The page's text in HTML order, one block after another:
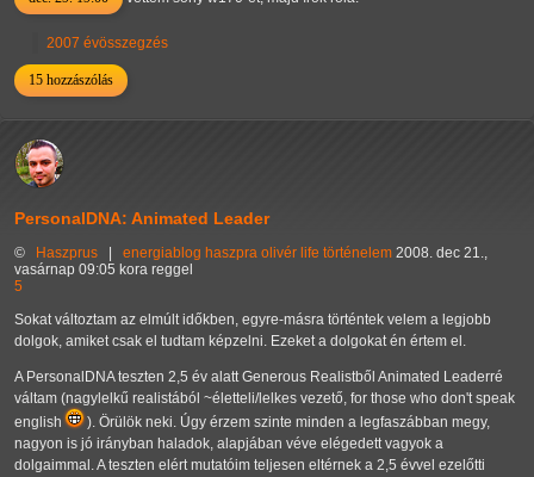
2007 évösszegzés
15 hozzászólás
PersonalDNA: Animated Leader
© Haszprus energiablog haszpra olivér life történelem 2008. dec 21.,
vasárnap 09:05 kora reggel
5
Sokat változtam az elmúlt időkben, egyre-másra történtek velem a legjobb
dolgok, amiket csak el tudtam képzelni. Ezeket a dolgokat én értem el.
A PersonalDNA teszten 2,5 év alatt Generous Realistből Animated Leaderré
váltam (nagylelkű realistából ~életteli/lelkes vezető, for those who don't speak
english
). Örülök neki. Úgy érzem szinte minden a legfaszábban megy,
nagyon is jó irányban haladok, alapjában véve elégedett vagyok a
dolgaimmal. A teszten elért mutatóim teljesen eltérnek a 2,5 évvel ezelőtti